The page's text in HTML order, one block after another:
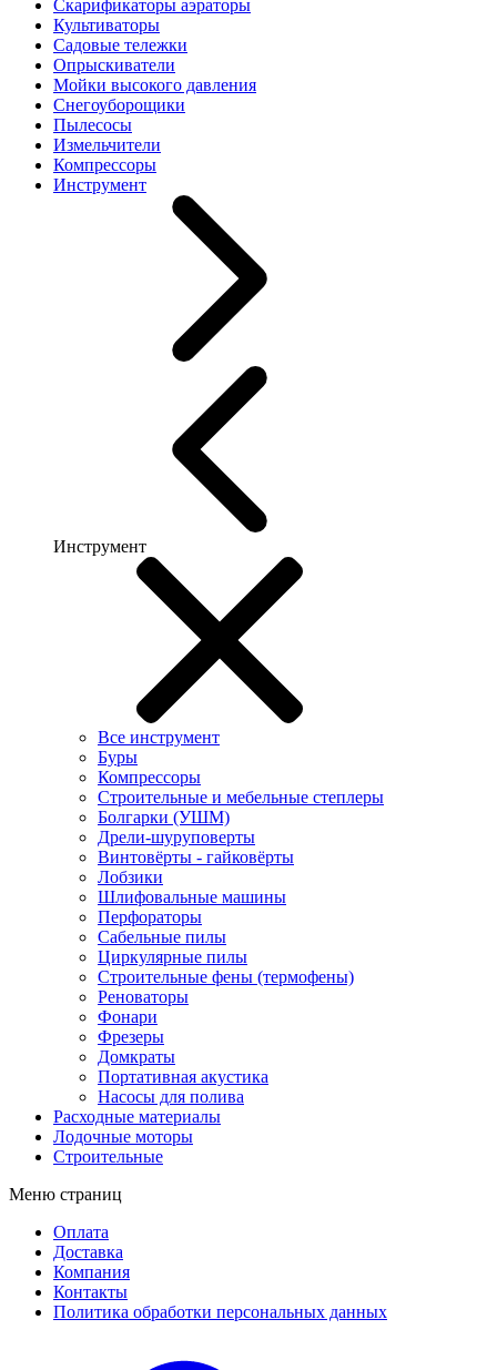
Скарификаторы аэраторы
Культиваторы
Садовые тележки
Опрыскиватели
Мойки высокого давления
Снегоуборощики
Пылесосы
Измельчители
Компрессоры
Инструмент
Инструмент
Все инструмент
Буры
Компрессоры
Строительные и мебельные степлеры
Болгарки (УШМ)
Дрели-шуруповерты
Винтовёрты - гайковёрты
Лобзики
Шлифовальные машины
Перфораторы
Сабельные пилы
Циркулярные пилы
Строительные фены (термофены)
Реноваторы
Фонари
Фрезеры
Домкраты
Портативная акустика
Насосы для полива
Расходные материалы
Лодочные моторы
Строительные
Меню страниц
Оплата
Доставка
Компания
Контакты
Политика обработки персональных данных